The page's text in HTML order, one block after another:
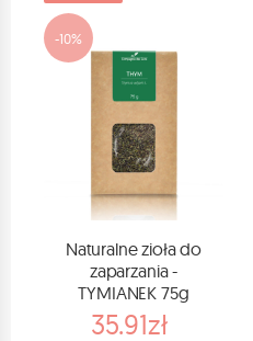
-10%
Naturalne zioła do
zaparzania -
TYMIANEK 75g
35.91zł